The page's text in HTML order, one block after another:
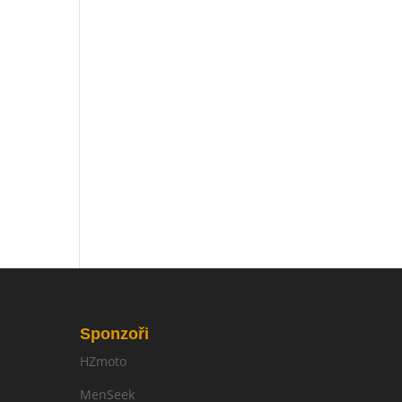
Sponzoři
HZmoto
MenSeek